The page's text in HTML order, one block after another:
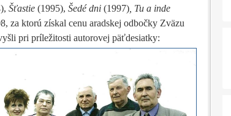
Šťastie (1995), Šedé dni (1997) , Tu a inde
za ktorú získal cenu aradskej odbočky Zväzu
pri príležitosti autorovej päťdesiatky: